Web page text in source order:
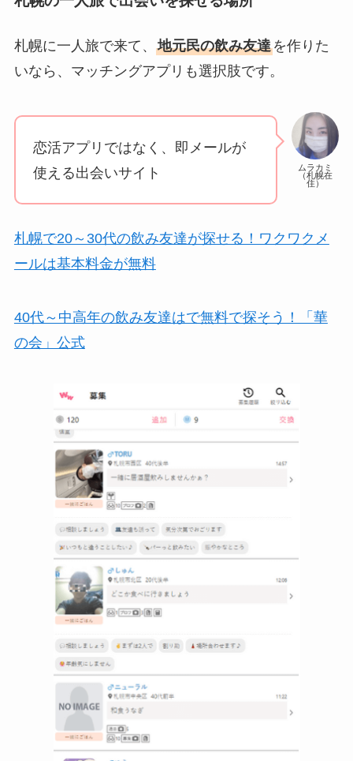
札幌に一人旅で来て、 地元民の飲み友達を作りた
いなら、マッチングアプリも選択肢です。
ムラカミ
（札幌在
住）
恋活アプリではなく、即メールが
使える出会いサイト
札幌で20～30代の飲み友達が探せる！ワクワクメ
ールは基本料金が無料
40代～中高年の飲み友達はで無料で探そう！「華
の会」公式